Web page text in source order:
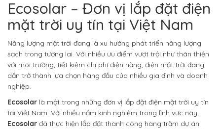
Ecosolar – Đơn vị lắp đặt điện
mặt trời uy tín tại Việt Nam
Năng lượng mặt trời đang là xu hướng phát triển năng lượng
sạch trong tương lai. Với nhiều ưu điểm vượt trội như thân thiện
với môi trường, tiết kiệm chi phí điện năng, điện mặt trời đang
dần trở thành lựa chọn hàng đầu của nhiều gia đình và doanh
nghiệp.
Ecosolar là một trong những đơn vị lắp đặt điện mặt trời uy tín
tại Việt Nam. Với nhiều năm kinh nghiệm trong lĩnh vực này,
Ecosolar đã thực hiện lắp đặt thành công hàng trăm dự án